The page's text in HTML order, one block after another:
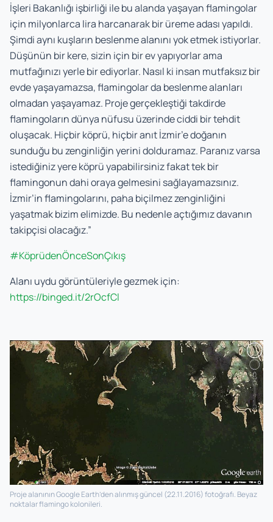
İşleri Bakanlığı işbirliği ile bu alanda yaşayan flamingolar
için milyonlarca lira harcanarak bir üreme adası yapıldı.
Şimdi aynı kuşların beslenme alanını yok etmek istiyorlar.
Düşünün bir kere, sizin için bir ev yapıyorlar ama
mutfağınızı yerle bir ediyorlar. Nasıl ki insan mutfaksız bir
evde yaşayamazsa, flamingolar da beslenme alanları
olmadan yaşayamaz. Proje gerçekleştiği takdirde
flamingoların dünya nüfusu üzerinde ciddi bir tehdit
oluşacak. Hiçbir köprü, hiçbir anıt İzmir’e doğanın
sunduğu bu zenginliğin yerini dolduramaz. Paranız varsa
istediğiniz yere köprü yapabilirsiniz fakat tek bir
flamingonun dahi oraya gelmesini sağlayamazsınız.
İzmir’in flamingolarını, paha biçilmez zenginliğini
yaşatmak bizim elimizde. Bu nedenle açtığımız davanın
takipçisi olacağız.”
#KöprüdenÖnceSonÇıkış
Alanı uydu görüntüleriyle gezmek için:
https://binged.it/2rOcfCl
Proje alanının Google Earth’den alınmış güncel (22.11.2016) fotoğrafı. Beyaz
noktalar flamingo kolonileri.